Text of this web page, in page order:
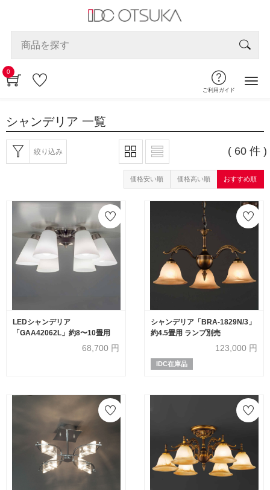
0
ご利用ガイド
シャンデリア 一覧
絞り込み ( 60 件 )
価格安い順 価格高い順 おすすめ順
LEDシャンデリア
「GAA42062L」約8〜10畳用
68,700 円
シャンデリア「BRA-1829N/3」
約4.5畳用 ランプ別売
123,000 円
IDC在庫品